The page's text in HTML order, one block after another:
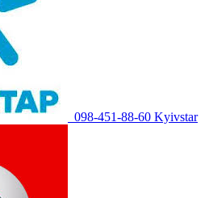
098-451-88-60 Kyivstar